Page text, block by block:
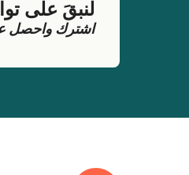
لنبقَ على
اشترك واحصل